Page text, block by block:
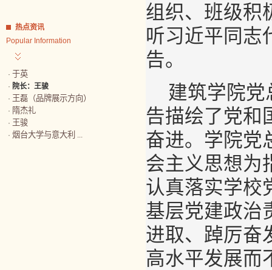
热点资讯
Popular Information
· 于英
· 院长：王骏
· 王磊（品牌展示方向）
· 隋杰礼
· 王骏
· 烟台大学与意大利 ...
组织、班级积
听习近平同志
告。
建筑学院
告描绘了党和
奋进。学院党
会主义思想为
认真落实学校
基层党建政治
进取、踔厉奋
高水平发展而